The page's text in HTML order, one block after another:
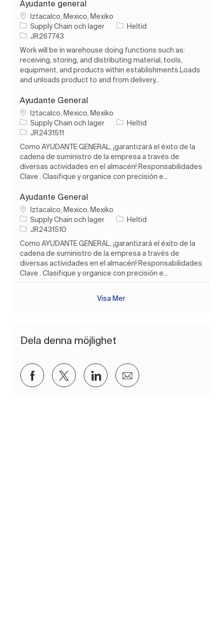
Ayudante general
PlatsIztacalco, Mexico, Mexiko
Kategori
Supply Chain och lager Typ av jobb
Heltid
Jobb-ID
JR267743
Work will be in warehouse doing functions such as:
receiving, storing, and distributing material, tools,
equipment, and products within establishments.Loads
and unloads product to and from delivery...
Ayudante General
PlatsIztacalco, Mexico, Mexiko
Kategori
Supply Chain och lager Typ av jobb
Heltid
Jobb-ID
JR2431511
Como AYUDANTE GENERAL, ¡garantizará el éxito de la
cadena de suministro de la empresa a través de
diversas actividades en el almacén! Responsabilidades
Clave . Clasifique y organice con precisión e...
Ayudante General
PlatsIztacalco, Mexico, Mexiko
Kategori
Supply Chain och lager Typ av jobb
Heltid
Jobb-ID
JR2431510
Como AYUDANTE GENERAL, ¡garantizará el éxito de la
cadena de suministro de la empresa a través de
diversas actividades en el almacén! Responsabilidades
Clave . Clasifique y organice con precisión e...
Visa Mer
Dela denna möjlighet
Dela via Facebook
Dela via twitter
Dela via LinkedIn
Dela via e-post